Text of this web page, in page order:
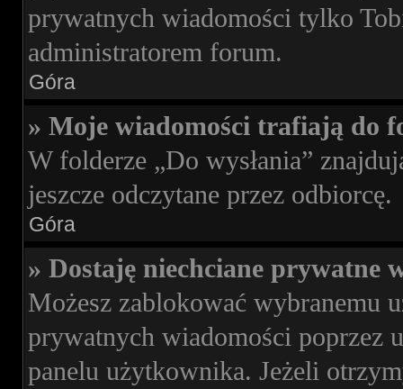
prywatnych wiadomości tylko
administratorem forum.
Góra
» Moje wiadomości trafiają do
W folderze „Do wysłania”
jeszcze odczytane przez odbiorcę.
Góra
» Dostaję niechciane prywatne
Możesz zablokować wybranemu
prywatnych wiadomości poprzez
panelu użytkownika. Jeżeli